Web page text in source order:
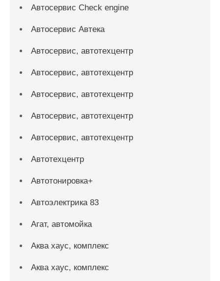
Автосервис Check engine
Автосервис Автека
Автосервис, автотехцентр
Автосервис, автотехцентр
Автосервис, автотехцентр
Автосервис, автотехцентр
Автосервис, автотехцентр
Автотехцентр
Автотонировка+
Автоэлектрика 83
Агат, автомойка
Аква хаус, комплекс
Аква хаус, комплекс